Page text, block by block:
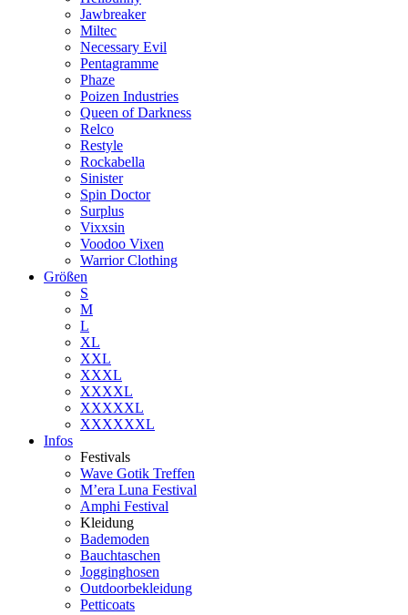
Jawbreaker
Miltec
Necessary Evil
Pentagramme
Phaze
Poizen Industries
Queen of Darkness
Relco
Restyle
Rockabella
Sinister
Spin Doctor
Surplus
Vixxsin
Voodoo Vixen
Warrior Clothing
Größen
S
M
L
XL
XXL
XXXL
XXXXL
XXXXXL
XXXXXXL
Infos
Festivals
Wave Gotik Treffen
M’era Luna Festival
Amphi Festival
Kleidung
Bademoden
Bauchtaschen
Jogginghosen
Outdoorbekleidung
Petticoats